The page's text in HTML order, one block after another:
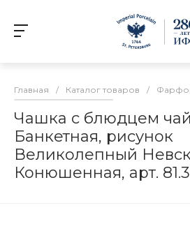
Главная / Каталог товаров /
Чашка с блюдцем
Банкетная, рисунок
Великолепный
Конюшенная, арт.